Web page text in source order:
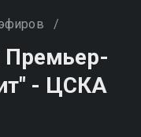
/
Премьер-
- ЦСКА